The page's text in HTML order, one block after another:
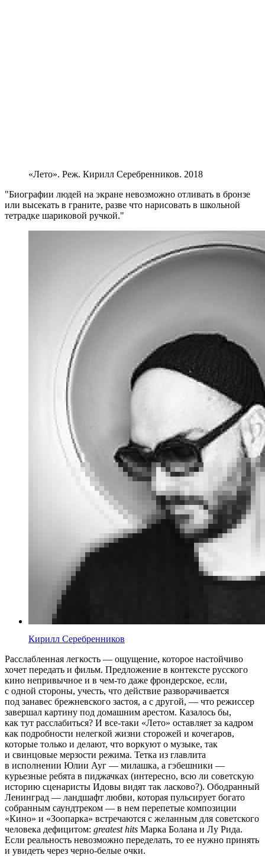
«Лето». Реж. Кирилл Серебренников. 2018
Биографии людей на экране невозможно отливать в бронзе
или высекать в граните, разве что нарисовать в школьной
тетрадке шариковой ручкой.
Кирилл Серебренников
Расслабленная легкость — ощущение, которое настойчиво
хочет передать и фильм. Предложение в контексте русского
кино непривычное и в чем-то даже фрондерское, если,
с одной стороны, учесть, что действие разворачивается
под занавес брежневского застоя, а с другой, — что режиссер
завершал картину под домашним арестом. Казалось бы,
как тут расслабиться? И все-таки «Лето» оставляет за кадром
как подробности нелегкой жизни сторожей и кочегаров,
которые только и делают, что воркуют о музыке, так
и свинцовые мерзости режима. Тетка из главлита
в исполнении Юлии Ауг — милашка, а гэбешники —
курьезные ребята в пиджачках (интересно, всю ли советскую
историю сценаристы Идовы видят так ласково?). Ободранный
Ленинград — ландшафт любви, которая пульсирует богато
собранным саундтреком — в нем перепетые композиции
«Кино» и «Зоопарка» встречаются с желанным для советского
человека дефицитом: greatest hits Марка Болана и Лу Рида.
Если реальность невозможно переделать, то ее нужно принять
и увидеть через черно-белые очки.